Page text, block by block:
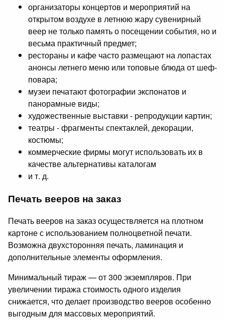
организаторы концертов и мероприятий на
открытом воздухе в летнюю жару сувенирный
веер не только память о посещении события, но и
весьма практичный предмет;
рестораны и кафе часто размещают на лопастах
анонсы летнего меню или топовые блюда от шеф-
повара;
музеи печатают фотографии экспонатов и
панорамные виды;
художественные выставки - репродукции картин;
театры - фрагменты спектаклей, декорации,
костюмы;
коммерческие фирмы могут использовать их в
качестве альтернативы каталогам
и т. д.
Печать вееров на заказ
Печать вееров на заказ осуществляется на плотном
картоне с использованием полноцветной печати.
Возможна двухсторонняя печать, ламинация и
дополнительные элементы оформления.
Минимальный тираж — от 300 экземпляров. При
увеличении тиража стоимость одного изделия
снижается, что делает производство вееров особенно
выгодным для массовых мероприятий.